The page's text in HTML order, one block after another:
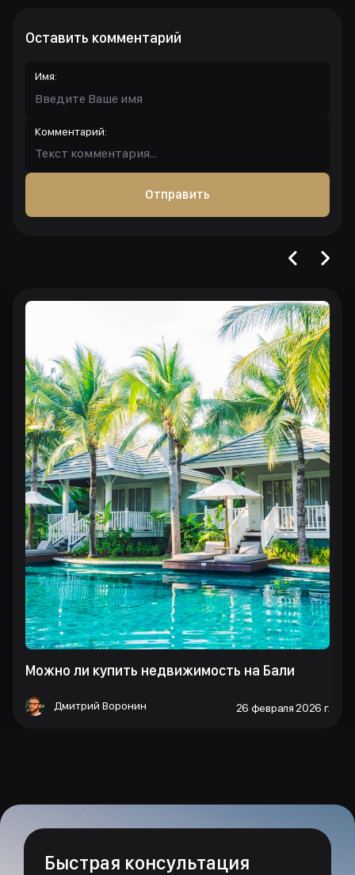
Оставить комментарий
Имя:
Комментарий:
Отправить
Можно ли купить недвижимость на Бали
Дмитрий Воронин 26 февраля 2026 г.
Быстрая консультация